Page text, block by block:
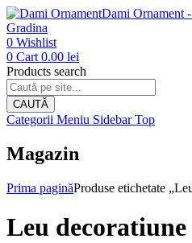
Dami Ornament
Gradina
0 Wishlist
0 Cart 0.00 lei
Products search
CAUTĂ
Categorii Meniu Sidebar Top
Magazin
Prima paginăProduse etichetate
Leu